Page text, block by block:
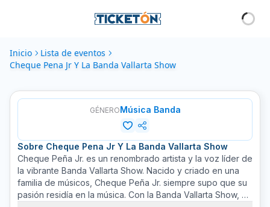
Inicio
Lista de eventos
Cheque Pena Jr Y La Banda Vallarta Show
GÉNEROMúsica Banda
Sobre Cheque Pena Jr Y La Banda Vallarta Show
Cheque Peña Jr. es un renombrado artista y la voz líder de
la vibrante Banda Vallarta Show. Nacido y criado en una
familia de músicos, Cheque Peña Jr. siempre supo que su
pasión residía en la música. Con la Banda Vallarta Show, él